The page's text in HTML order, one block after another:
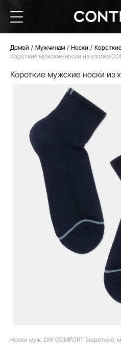
Домой Мужчинам Носки
Короткие
Короткие мужские носки из хлопка
Короткие мужские носки из
Носки муж. DW COMFORT (короткие,